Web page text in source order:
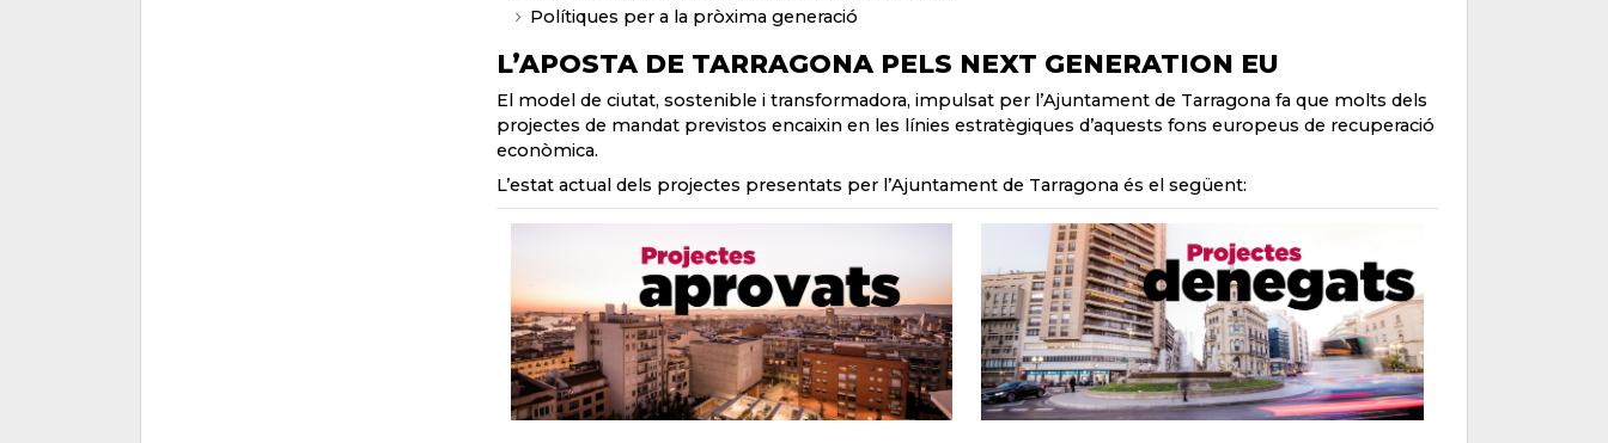
Polítiques per a la pròxima generació
L’APOSTA DE TARRAGONA PELS NEXT GENERATION EU
El model de ciutat, sostenible i transformadora, impulsat per l’Ajuntament de Tarragona fa que molts dels
projectes de mandat previstos encaixin en les línies estratègiques d’aquests fons europeus de recuperació
econòmica.
L’estat actual dels projectes presentats per l’Ajuntament de Tarragona és el següent: